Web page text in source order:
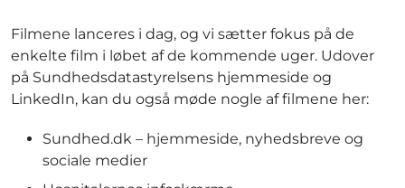
Filmene lanceres i dag, og vi sætter fokus på de
enkelte film i løbet af de kommende uger. Udover
på Sundhedsdatastyrelsens hjemmeside og
LinkedIn, kan du også møde nogle af filmene her:
Sundhed.dk – hjemmeside, nyhedsbreve og
sociale medier